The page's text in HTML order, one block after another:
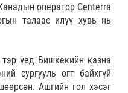
оператор Centerra
талаас илүү хувь нь
үед Бишкекийн казна
сургууль огт байхгүй
Ашгийн гол хэсэг